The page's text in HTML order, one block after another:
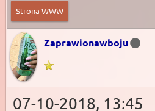
Strona WWW
Zaprawionawboju
07-10-2018, 13:45